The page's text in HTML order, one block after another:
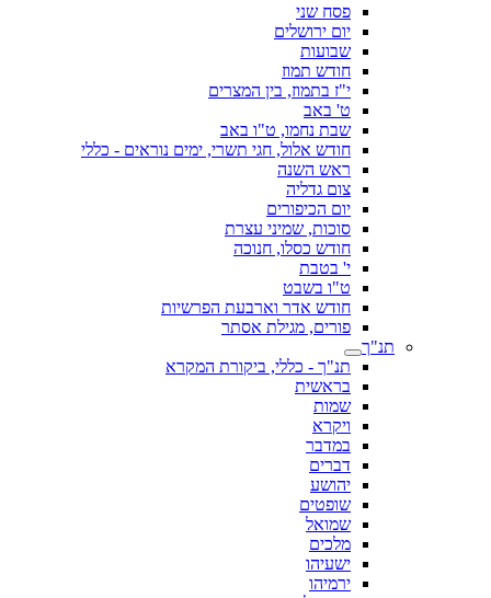
פסח שני
יום ירושלים
שבועות
חודש תמוז
י"ז בתמוז, בין המצרים
ט' באב
שבת נחמו, ט"ו באב
חודש אלול, חגי תשרי, ימים נוראים - כללי
ראש השנה
צום גדליה
יום הכיפורים
סוכות, שמיני עצרת
חודש כסלו, חנוכה
י' בטבת
ט"ו בשבט
חודש אדר וארבעת הפרשיות
פורים, מגילת אסתר
תנ"ך
תנ"ך - כללי, ביקורת המקרא
בראשית
שמות
ויקרא
במדבר
דברים
יהושע
שופטים
שמואל
מלכים
ישעיהו
ירמיהו